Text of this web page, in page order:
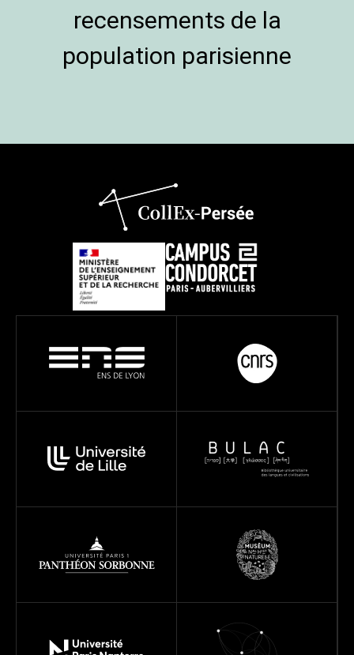
recensements de la
population parisienne